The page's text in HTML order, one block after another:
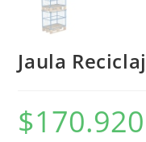
Jaula
$170.920